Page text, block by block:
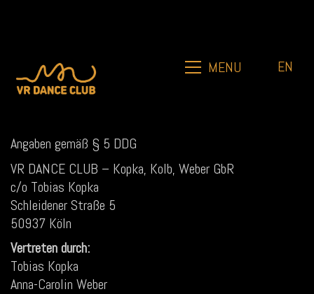
MENU EN
Angaben gemäß § 5 DDG
VR DANCE CLUB – Kopka, Kolb, Weber GbR
c/o Tobias Kopka
Schleidener Straße 5
50937 Köln
Vertreten durch:
Tobias Kopka
Anna-Carolin Weber